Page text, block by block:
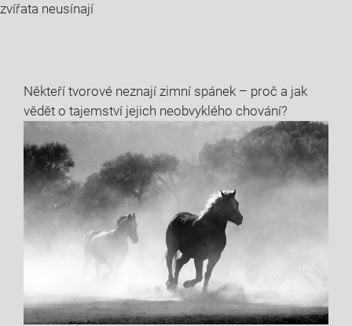
zvířata neusínají
Někteří tvorové neznají zimní spánek – proč a jak
vědět o tajemství jejich neobvyklého chování?